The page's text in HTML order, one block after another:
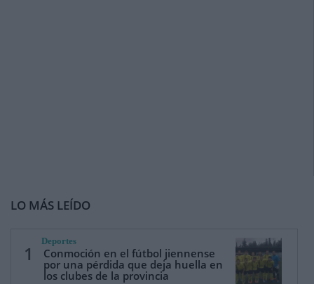
LO MÁS LEÍDO
1
Deportes
Conmoción en el fútbol jiennense
por una pérdida que deja huella en
los clubes de la provincia